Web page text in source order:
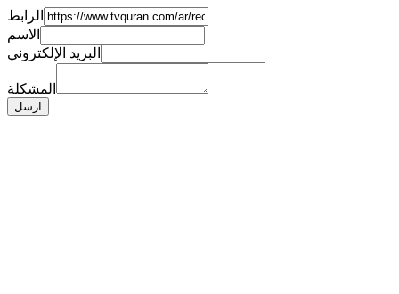
الرابط
الاسم
البريد الإلكتروني
المشكلة
ارسل